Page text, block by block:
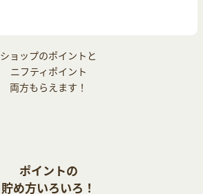
ショップのポイントと
ニフティポイント
両方もらえます！
ポイントの
貯め方いろいろ！